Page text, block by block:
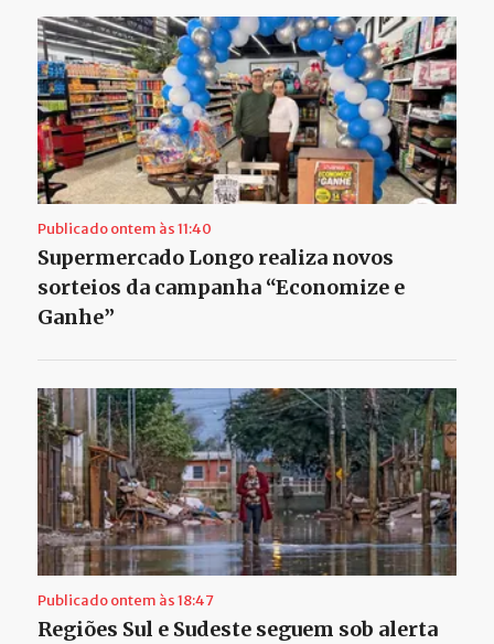
Publicado ontem às 11:40
Supermercado Longo realiza novos
sorteios da campanha “Economize e
Ganhe”
Publicado ontem às 18:47
Regiões Sul e Sudeste seguem sob alerta